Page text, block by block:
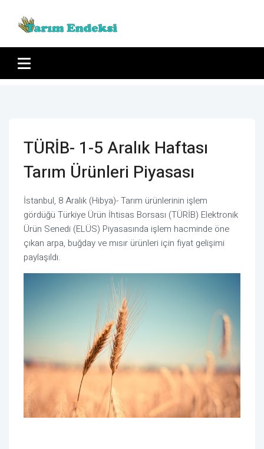
TÜRİB- 1-5 Aralık Haftası
Tarım Ürünleri Piyasası
İstanbul, 8 Aralık (Hibya)- Tarım ürünlerinin işlem
gördüğü Türkiye Ürün İhtisas Borsası (TÜRİB) Elektronik
Ürün Senedi (ELÜS) Piyasasında işlem hacminde öne
çıkan arpa, buğday ve mısır ürünleri için fiyat gelişimi
paylaşıldı.